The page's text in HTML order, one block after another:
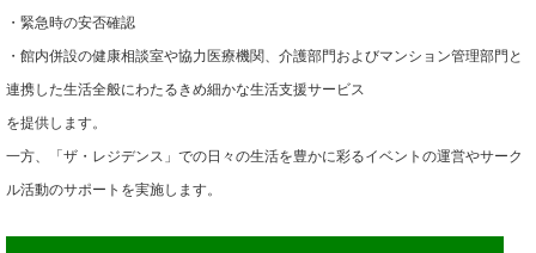
・緊急時の安否確認
・館内併設の健康相談室や協力医療機関、介護部門およびマンション管理部門と
連携した生活全般にわたるきめ細かな生活支援サービス
を提供します。
一方、「ザ・レジデンス」での日々の生活を豊かに彩るイベントの運営やサーク
ル活動のサポートを実施します。